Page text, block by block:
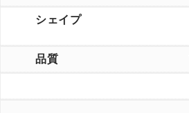
シェイプ
品質